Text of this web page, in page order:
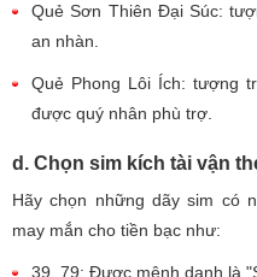
Quẻ Sơn Thiên Đại Súc:
an nhàn.
Quẻ Phong Lôi Ích: tượng
được quý nhân phù trợ.
d. Chọn sim kích tài vận
Hãy chọn những dãy sim có
may mắn cho tiền bạc như:
39, 79: Được mệnh danh là